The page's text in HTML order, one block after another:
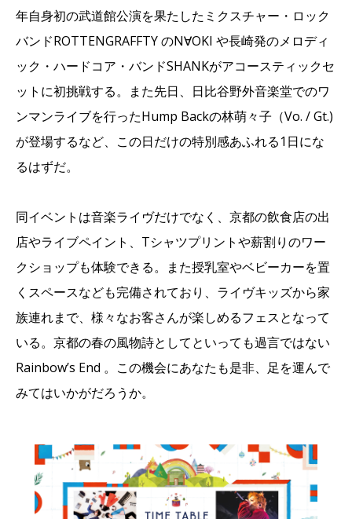
年自身初の武道館公演を果たしたミクスチャー・ロック
バンドROTTENGRAFFTY のN∀OKI や長崎発のメロディ
ック・ハードコア・バンドSHANKがアコースティックセ
ットに初挑戦する。また先日、日比谷野外音楽堂でのワ
ンマンライブを行ったHump Backの林萌々子（Vo. / Gt.)
が登場するなど、この日だけの特別感あふれる1日にな
るはずだ。
同イベントは音楽ライヴだけでなく、京都の飲食店の出
店やライブペイント、Tシャツプリントや薪割りのワー
クショップも体験できる。また授乳室やベビーカーを置
くスペースなども完備されており、ライヴキッズから家
族連れまで、様々なお客さんが楽しめるフェスとなって
いる。京都の春の風物詩としてといっても過言ではない
Rainbow’s End 。この機会にあなたも是非、足を運んで
みてはいかがだろうか。